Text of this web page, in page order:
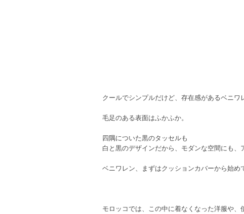
クールでシンプルだけど、存在感があるベニワ
毛足のある表面はふかふか。
四隅についた黒のタッセルも
白と黒のデザインだから、モダンな空間にも、
ベニワレン、まずはクッションカバーから始め
モロッコでは、この中に着なくなった洋服や、